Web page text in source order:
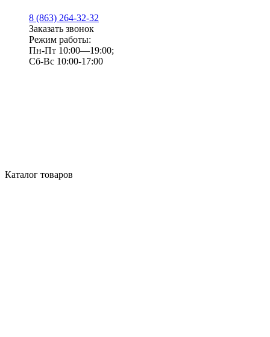
8 (863) 264-32-32
Заказать звонок
Режим работы:
Пн-Пт 10:00—19:00;
Сб-Вс 10:00-17:00
Каталог товаров